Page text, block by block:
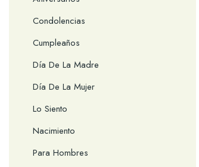
Condolencias
Cumpleaños
Día De La Madre
Día De La Mujer
Lo Siento
Nacimiento
Para Hombres